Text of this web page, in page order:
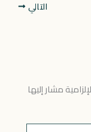
التالي
مشار إليها